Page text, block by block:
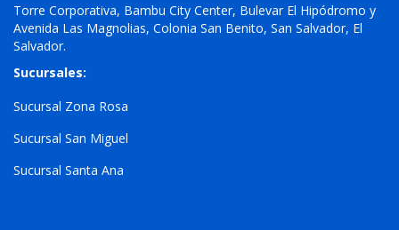
Torre Corporativa, Bambu City Center, Bulevar El Hipódromo y
Avenida Las Magnolias, Colonia San Benito, San Salvador, El
Salvador.
Sucursales:
Sucursal Zona Rosa
Sucursal San Miguel
Sucursal Santa Ana